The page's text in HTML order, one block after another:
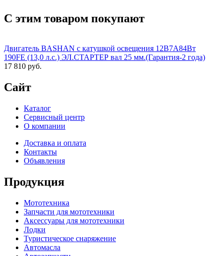
С этим товаром покупают
Двигатель BASHAN с катушкой освещения 12В7А84Вт
190FE (13,0 л.с.) ЭЛ.СТАРТЕР вал 25 мм.(Гарантия-2 года)
17 810 руб.
Сайт
Каталог
Сервисный центр
О компании
Доставка и оплата
Контакты
Объявления
Продукция
Мототехника
Запчасти для мототехники
Аксессуары для мототехники
Лодки
Туристическое снаряжение
Автомасла